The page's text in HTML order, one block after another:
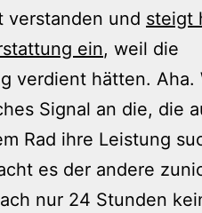
und steigt
ein, weil die
verdient hätten. Aha.
Signal an die, die
Rad ihre Leistung
es der andere
nur 24 Stunden